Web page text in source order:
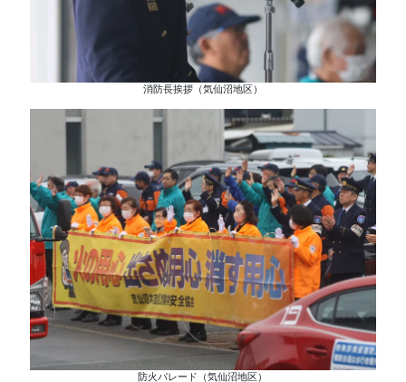
消防長挨拶（気仙沼地区）
防火パレード（気仙沼地区）